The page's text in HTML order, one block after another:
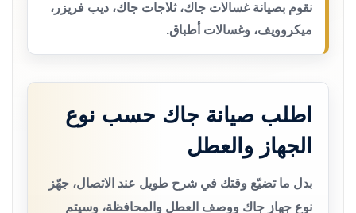
نقوم بصيانة غسالات جاك، ثلاجات جاك، ديب فريزر،
ميكروويف، وغسالات أطباق.
اطلب صيانة جاك حسب نوع
الجهاز والعطل
بدل ما تضيّع وقتك في شرح طويل عند الاتصال، جهّز
نوع جهاز جاك ووصف العطل والمحافظة، وسيتم